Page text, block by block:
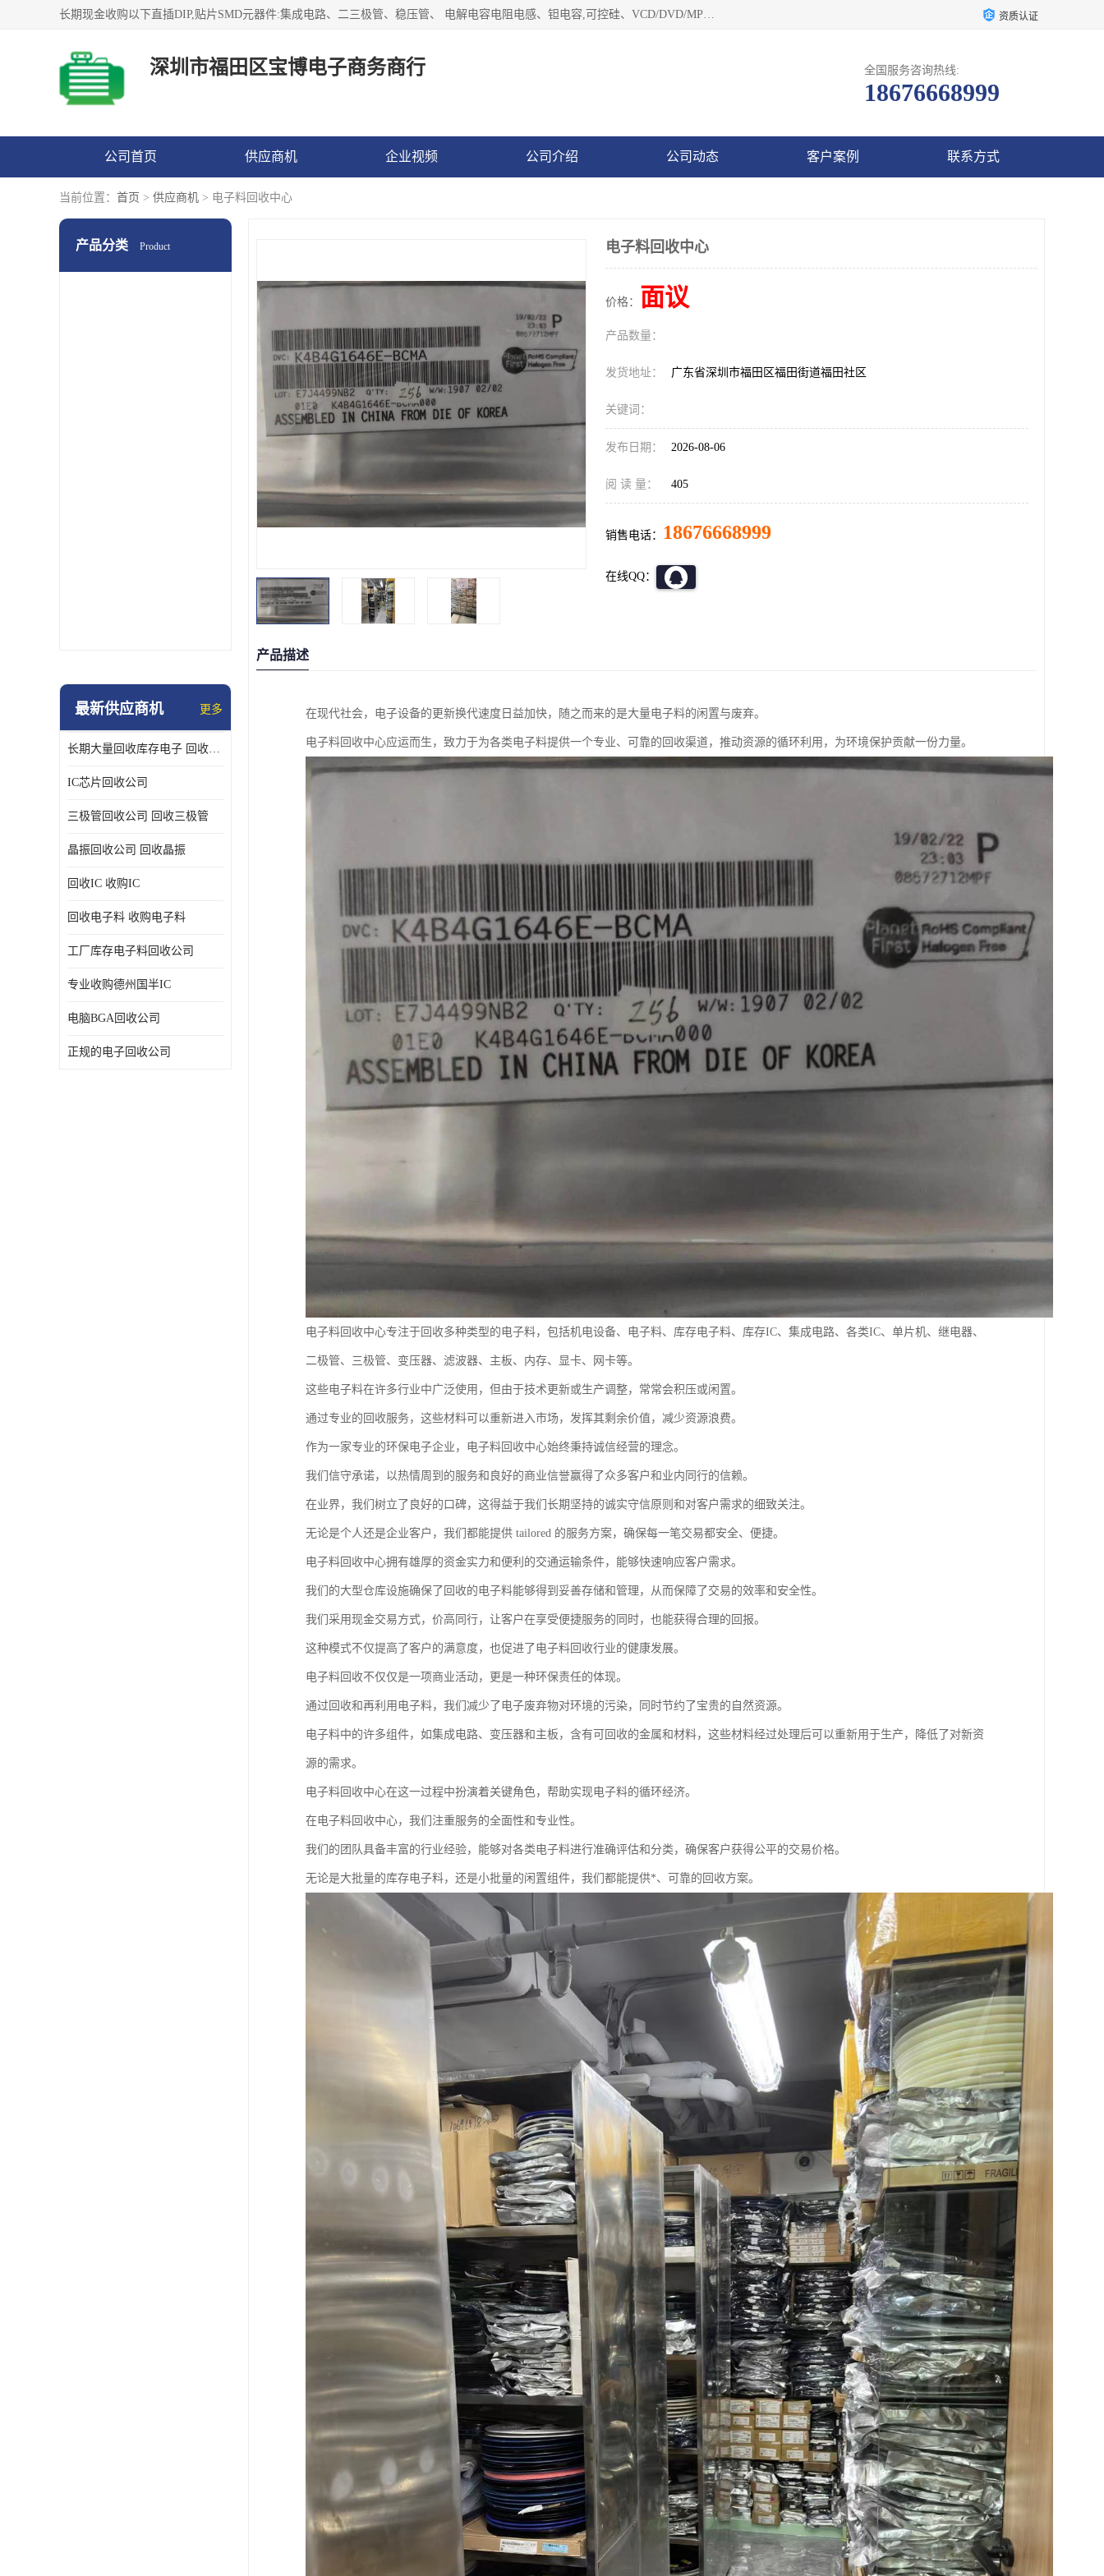
长期现金收购以下直插DIP,贴片SMD元器件:集成电路、二三极管、稳压管、 电解电容电阻电感、钽电容,可控硅、VCD/DVD/MP3激光头、红外发射接收、行管、 BGA芯片,霍尔元件、发光管、晶振,继电器,舌簧管舌簧继电器等各种电子元器件 , 量大量小不限!QQ9 联系电话谢先生 E-mail 资质认证
深圳市福田区宝博电子商务商行 全国服务咨询热线:
18676668999
公司首页 供应商机 企业视频 公司介绍 公司动态 客户案例 联系方式
当前位置： 首页 > 供应商机 > 电子料回收中心
产品分类 Product
最新供应商机 更多
长期大量回收库存电子 回收电子料 回收电子元器件专业公司
IC芯片回收公司
三极管回收公司 回收三极管
晶振回收公司 回收晶振
回收IC 收购IC
回收电子料 收购电子料
工厂库存电子料回收公司
专业收购德州国半IC
电脑BGA回收公司
正规的电子回收公司
电子料回收中心
价格： 面议
产品数量：
发货地址： 广东省深圳市福田区福田街道福田社区
关键词：
发布日期： 2026-08-06
阅 读 量： 405
销售电话： 18676668999
在线QQ：
产品描述
在现代社会，电子设备的更新换代速度日益加快，随之而来的是大量电子料的闲置与废弃。
电子料回收中心应运而生，致力于为各类电子料提供一个专业、可靠的回收渠道，推动资源的循环利用，为环境保护贡献一份力量。
电子料回收中心专注于回收多种类型的电子料，包括机电设备、电子料、库存电子料、库存IC、集成电路、各类IC、单片机、继电器、
二极管、三极管、变压器、滤波器、主板、内存、显卡、网卡等。
这些电子料在许多行业中广泛使用，但由于技术更新或生产调整，常常会积压或闲置。
通过专业的回收服务，这些材料可以重新进入市场，发挥其剩余价值，减少资源浪费。
作为一家专业的环保电子企业，电子料回收中心始终秉持诚信经营的理念。
我们信守承诺，以热情周到的服务和良好的商业信誉赢得了众多客户和业内同行的信赖。
在业界，我们树立了良好的口碑，这得益于我们长期坚持的诚实守信原则和对客户需求的细致关注。
无论是个人还是企业客户，我们都能提供 tailored 的服务方案，确保每一笔交易都安全、便捷。
电子料回收中心拥有雄厚的资金实力和便利的交通运输条件，能够快速响应客户需求。
我们的大型仓库设施确保了回收的电子料能够得到妥善存储和管理，从而保障了交易的效率和安全性。
我们采用现金交易方式，价高同行，让客户在享受便捷服务的同时，也能获得合理的回报。
这种模式不仅提高了客户的满意度，也促进了电子料回收行业的健康发展。
电子料回收不仅仅是一项商业活动，更是一种环保责任的体现。
通过回收和再利用电子料，我们减少了电子废弃物对环境的污染，同时节约了宝贵的自然资源。
电子料中的许多组件，如集成电路、变压器和主板，含有可回收的金属和材料，这些材料经过处理后可以重新用于生产，降低了对新资
源的需求。
电子料回收中心在这一过程中扮演着关键角色，帮助实现电子料的循环经济。
在电子料回收中心，我们注重服务的全面性和专业性。
我们的团队具备丰富的行业经验，能够对各类电子料进行准确评估和分类，确保客户获得公平的交易价格。
无论是大批量的库存电子料，还是小批量的闲置组件，我们都能提供*、可靠的回收方案。